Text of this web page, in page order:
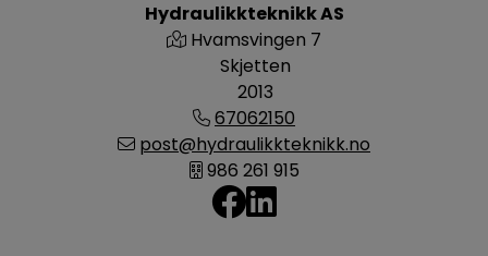
Hydraulikkteknikk AS
Hvamsvingen 7
Skjetten
2013
67062150
post@hydraulikkteknikk.no
986 261 915